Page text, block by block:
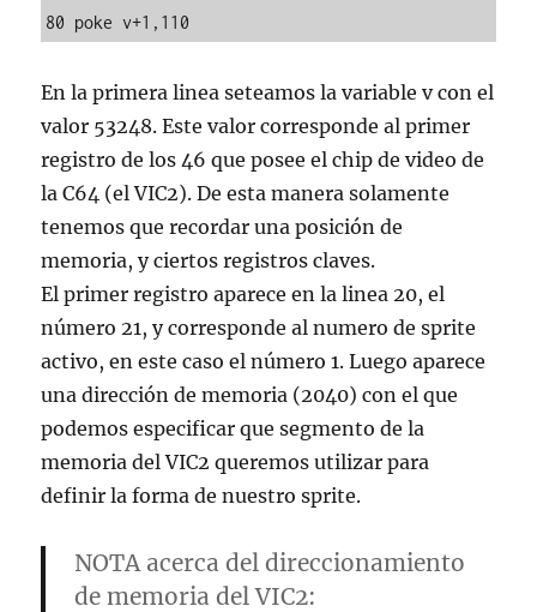
80 poke v+1,110
En la primera linea seteamos la variable v con el
valor 53248. Este valor corresponde al primer
registro de los 46 que posee el chip de video de
la C64 (el VIC2). De esta manera solamente
tenemos que recordar una posición de
memoria, y ciertos registros claves.
El primer registro aparece en la linea 20, el
número 21, y corresponde al numero de sprite
activo, en este caso el número 1. Luego aparece
una dirección de memoria (2040) con el que
podemos especificar que segmento de la
memoria del VIC2 queremos utilizar para
definir la forma de nuestro sprite.
NOTA acerca del direccionamiento
de memoria del VIC2: